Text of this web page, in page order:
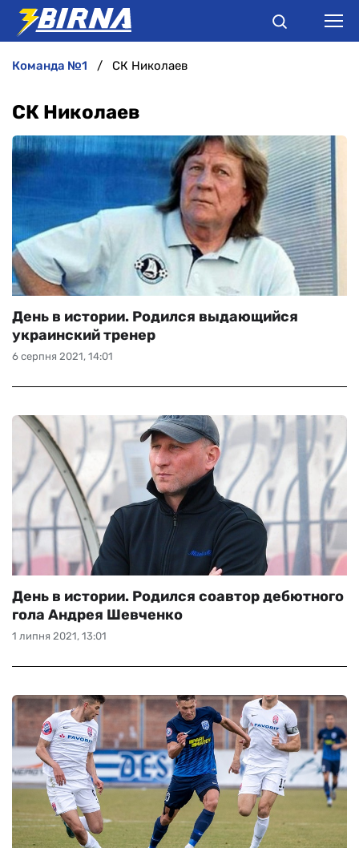
ІНТЕРВ'Ю
БУКМЕКЕРИ
команда №1 СК Николаев
СК Николаев
6 серпня 2021, 14:01
День в истории. Родился выдающийся
украинский тренер
1 липня 2021, 13:01
День в истории. Родился соавтор дебютного
гола Андрея Шевченко